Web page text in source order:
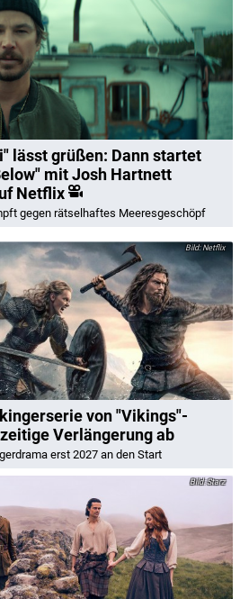
lässt grüßen: Dann startet
mit Josh Hartnett
Netflix
gegen rätselhaftes Meeresgeschöpf
Netflix
von "Vikings"-
Verlängerung ab
erst 2027 an den Start
Starz